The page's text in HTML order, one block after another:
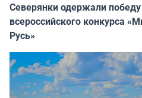
Северянки одержали победу
всероссийского конкурса
Русь»